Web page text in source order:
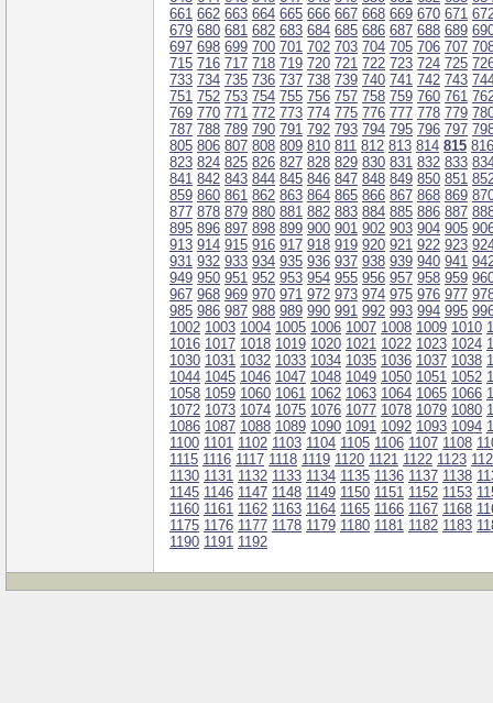
661 662 663 664 665 666 667 668 669 670 671
679 680 681 682 683 684 685 686 687 688 689
697 698 699 700 701 702 703 704 705 706 707
715 716 717 718 719 720 721 722 723 724 725
733 734 735 736 737 738 739 740 741 742 743
751 752 753 754 755 756 757 758 759 760 761
769 770 771 772 773 774 775 776 777 778 779
787 788 789 790 791 792 793 794 795 796 797
805 806 807 808 809 810 811 812 813 814 815 816
823 824 825 826 827 828 829 830 831 832 833
841 842 843 844 845 846 847 848 849 850 851
859 860 861 862 863 864 865 866 867 868 869
877 878 879 880 881 882 883 884 885 886 887
895 896 897 898 899 900 901 902 903 904 905
913 914 915 916 917 918 919 920 921 922 923
931 932 933 934 935 936 937 938 939 940 941
949 950 951 952 953 954 955 956 957 958 959
967 968 969 970 971 972 973 974 975 976 977
985 986 987 988 989 990 991 992 993 994 995
1002 1003 1004 1005 1006 1007 1008 1009 1010
1016 1017 1018 1019 1020 1021 1022 1023 1024
1030 1031 1032 1033 1034 1035 1036 1037 1038
1044 1045 1046 1047 1048 1049 1050 1051 1052
1058 1059 1060 1061 1062 1063 1064 1065 1066
1072 1073 1074 1075 1076 1077 1078 1079 1080
1086 1087 1088 1089 1090 1091 1092 1093 1094
1100 1101 1102 1103 1104 1105 1106 1107 1108
1115 1116 1117 1118 1119 1120 1121 1122 1123
1130 1131 1132 1133 1134 1135 1136 1137 1138
1145 1146 1147 1148 1149 1150 1151 1152 1153
1160 1161 1162 1163 1164 1165 1166 1167 1168
1175 1176 1177 1178 1179 1180 1181 1182 1183
1190 1191 1192